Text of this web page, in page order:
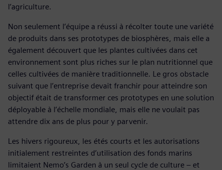
l’agriculture.
Non seulement l’équipe a réussi à récolter toute une variété
de produits dans ses prototypes de biosphères, mais elle a
également découvert que les plantes cultivées dans cet
environnement sont plus riches sur le plan nutritionnel que
celles cultivées de manière traditionnelle. Le gros obstacle
suivant que l’entreprise devait franchir pour atteindre son
objectif était de transformer ces prototypes en une solution
déployable à l’échelle mondiale, mais elle ne voulait pas
attendre dix ans de plus pour y parvenir.
Les hivers rigoureux, les étés courts et les autorisations
initialement restreintes d’utilisation des fonds marins
limitaient Nemo’s Garden à un seul cycle de culture – et